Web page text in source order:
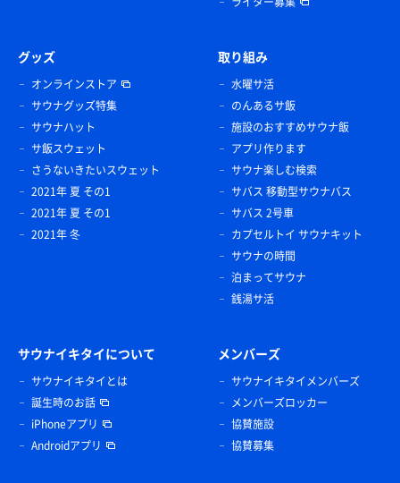
グッズ
オンラインストア
サウナグッズ特集
サウナハット
サ飯スウェット
さうないきたいスウェット
2021年 夏 その1
2021年 夏 その1
2021年 冬
取り組み
水曜サ活
のんあるサ飯
施設のおすすめサウナ飯
アプリ作ります
サウナ楽しむ検索
サバス 移動型サウナバス
サバス 2号車
カプセルトイ サウナキット
サウナの時間
泊まってサウナ
銭湯サ活
サウナイキタイについて
サウナイキタイとは
誕生時のお話
iPhoneアプリ
Androidアプリ
メンバーズ
サウナイキタイメンバーズ
メンバーズロッカー
協賛施設
協賛募集